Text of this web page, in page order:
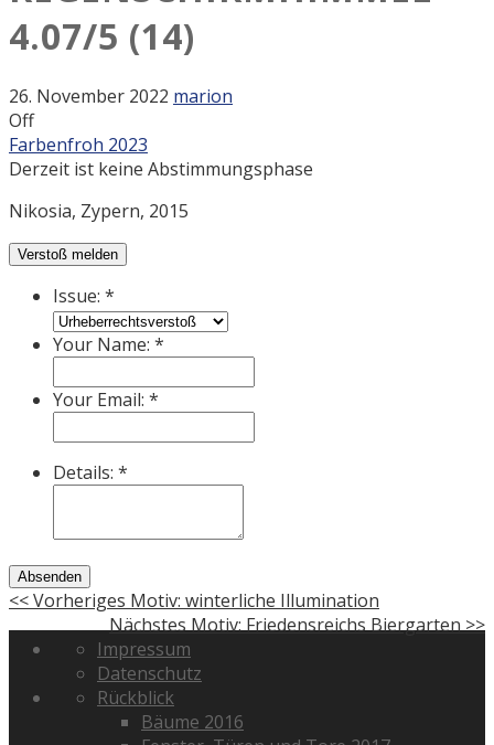
4.07/5 (14)
26. November 2022 marion
Off
Farbenfroh 2023
Derzeit ist keine Abstimmungsphase
Nikosia, Zypern, 2015
Verstoß melden
Issue: *
Your Name: *
Your Email: *
Details: *
Absenden
<< Vorheriges Motiv: winterliche Illumination
Nächstes Motiv: Friedensreichs Biergarten >>
Impressum
Datenschutz
Rückblick
Bäume 2016